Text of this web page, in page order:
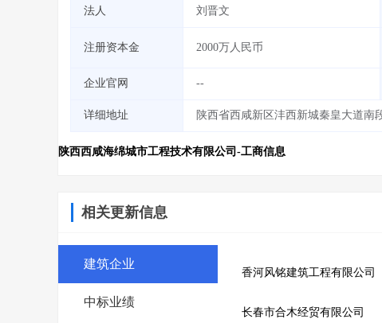
法人 刘晋文
注册资本金 2000万人民币
企业官网 --
详细地址 陕西省西咸新区沣西新城秦皇大道南
陕西西咸海绵城市工程技术有限公司-工商信息
相关更新信息
建筑企业
中标业绩
香河风铭建筑工程有限公司
长春市合木经贸有限公司